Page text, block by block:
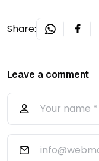
Share:
Leave a comment